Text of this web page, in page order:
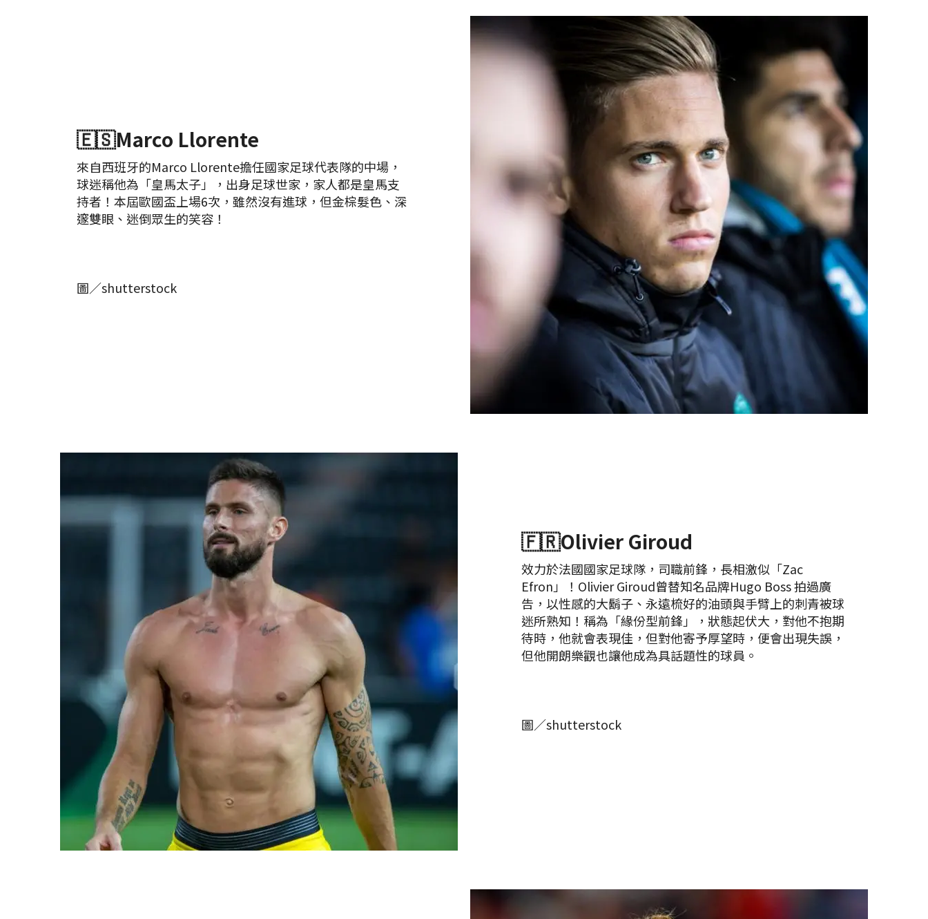
🇪🇸Marco Llorente
來自西班牙的Marco Llorente擔任國家足球代表隊的中場，
球迷稱他為「皇馬太子」，出身足球世家，家人都是皇馬支
持者！本屆歐國盃上場6次，雖然沒有進球，但金棕髮色、深
邃雙眼、迷倒眾生的笑容！
圖／shutterstock
🇫🇷Olivier Giroud
效力於法國國家足球隊，司職前鋒，長相激似「Zac
Efron」！Olivier Giroud曾替知名品牌Hugo Boss 拍過廣
告，以性感的大鬍子、永遠梳好的油頭與手臂上的刺青被球
迷所熟知！稱為「緣份型前鋒」，狀態起伏大，對他不抱期
待時，他就會表現佳，但對他寄予厚望時，便會出現失誤，
但他開朗樂觀也讓他成為具話題性的球員。
圖／shutterstock